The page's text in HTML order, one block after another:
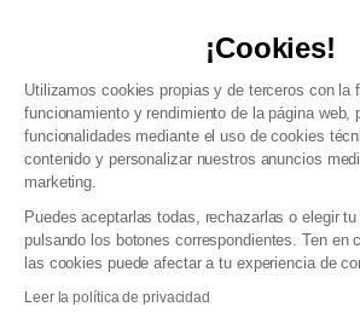
¡Cookies!
Utilizamos cookies propias y de terceros con la
funcionamiento y rendimiento de la página web,
funcionalidades mediante el uso de cookies
contenido y personalizar nuestros anuncios
marketing.
Puedes aceptarlas todas, rechazarlas o elegir
pulsando los botones correspondientes. Ten en
las cookies puede afectar a tu experiencia de
Leer la política de privacidad
Política de gestión de datos
Condiciones generales de Venta
Declaración de